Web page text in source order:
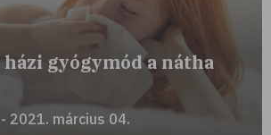
gyógymód a nátha
2021. március 04.